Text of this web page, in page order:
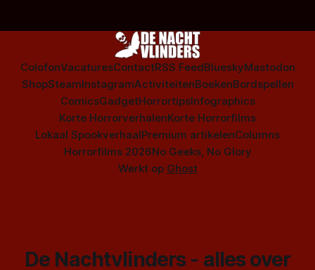
ColofonVacaturesContactRSS FeedBlueskyMastodon
ShopSteamInstagramActiviteitenBoekenBordspellen
ComicsGadgetHorrortipsInfographics
Korte HorrorverhalenKorte Horrorfilms
Lokaal SpookverhaalPremium artikelenColumns
Horrorfilms 2026No Geeks, No Glory
Werkt op Ghost
De Nachtvlinders - alles over